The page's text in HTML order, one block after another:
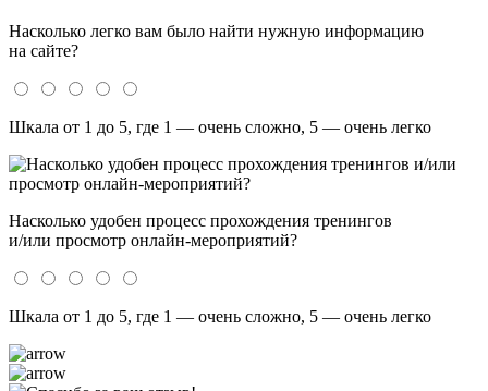
Насколько легко вам было найти нужную информацию
на сайте?
Шкала от 1 до 5, где 1 — очень сложно, 5 — очень легко
Насколько удобен процесс прохождения тренингов
и/или просмотр онлайн-мероприятий?
Шкала от 1 до 5, где 1 — очень сложно, 5 — очень легко